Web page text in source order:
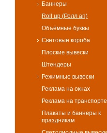
Баннеры
Roll up (Ролл ап)
Объёмные буквы
Световые короба
Плоские вывески
Штендеры
Режимные вывески
Реклама на окнах
Реклама на транспорте
Плакаты и баннеры к
праздникам